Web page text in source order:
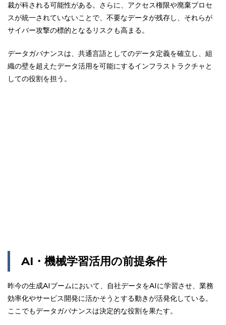
裁が科される可能性がある。さらに、アクセス権限や廃棄プロセ
スが統一されていないことで、不要なデータが残存し、それらが
サイバー攻撃の標的となるリスクも高まる。
データガバナンスは、共通言語としてのデータ定義を確立し、組
織の壁を超えたデータ活用を可能にするインフラストラクチャと
しての役割を担う。
AI・機械学習活用の前提条件
昨今の生成AIブームにおいて、自社データをAIに学習させ、業務
効率化やサービス開発に活かそうとする動きが活発化している。
ここでもデータガバナンスは決定的な役割を果たす。